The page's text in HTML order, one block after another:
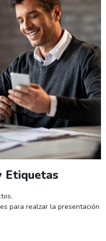
Etiquetas
para realzar la presentación